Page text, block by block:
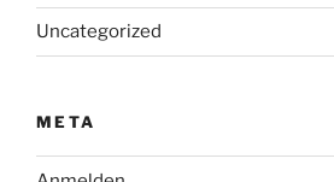
Uncategorized
META